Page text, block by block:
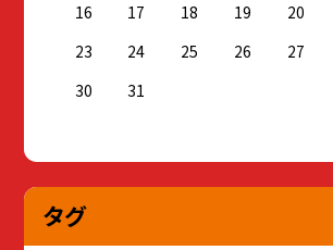
16
17 18 19 20
23
24 25 26 27
30
31
タグ